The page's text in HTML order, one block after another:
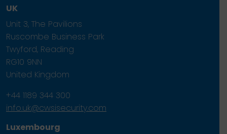
UK
Unit 3, The Pavilions
Ruscombe Business Park
Twyford, Reading
RG10 9NN
United Kingdom
+44 1189 344 300
info.uk@cwsisecurity.com
Luxembourg